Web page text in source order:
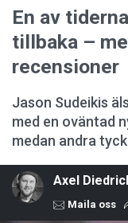
En av
tillbaka –
recensioner
Jason Sudeikis
med en oväntad
medan andra
Axel
Maila oss